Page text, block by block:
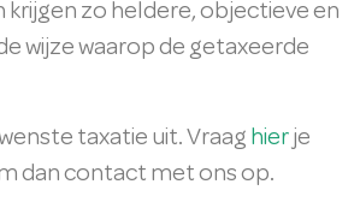
zo heldere, objectieve en
wijze waarop de getaxeerde
taxatie uit. Vraag hier je
dan contact met ons op.